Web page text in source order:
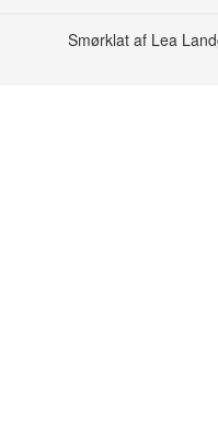
Smørklat af Lea